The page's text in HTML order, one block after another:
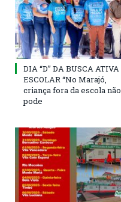
DIA “D” DA BUSCA ATIVA
ESCOLAR “No Marajó,
criança fora da escola não
pode